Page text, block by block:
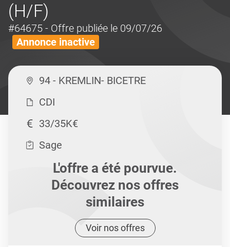
(H/F)
#64675 - Offre publiée le 09/07/26
Annonce inactive
94 - KREMLIN- BICETRE
CDI
33/35K€
Sage
L'offre a été pourvue.
Découvrez nos offres
similaires
Voir nos offres